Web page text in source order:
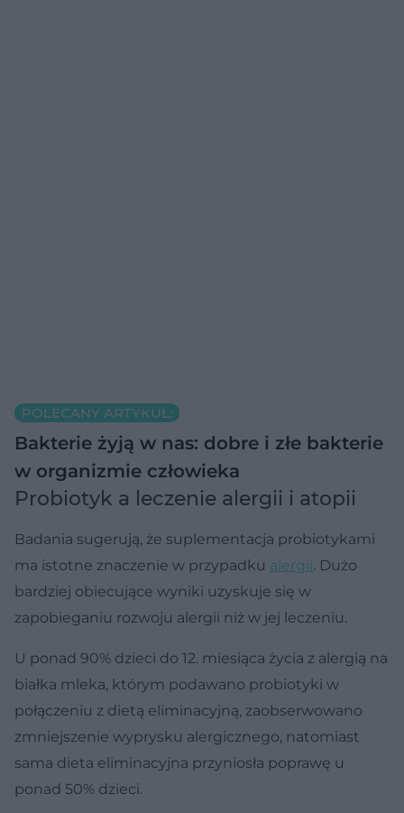
POLECANY ARTYKUŁ:
Bakterie żyją w nas: dobre i złe bakterie
w organizmie człowieka
Probiotyk a leczenie alergii i atopii
Badania sugerują, że suplementacja probiotykami
ma istotne znaczenie w przypadku alergii. Dużo
bardziej obiecujące wyniki uzyskuje się w
zapobieganiu rozwoju alergii niż w jej leczeniu.
U ponad 90% dzieci do 12. miesiąca życia z alergią na
białka mleka, którym podawano probiotyki w
połączeniu z dietą eliminacyjną, zaobserwowano
zmniejszenie wyprysku alergicznego, natomiast
sama dieta eliminacyjna przyniosła poprawę u
ponad 50% dzieci.